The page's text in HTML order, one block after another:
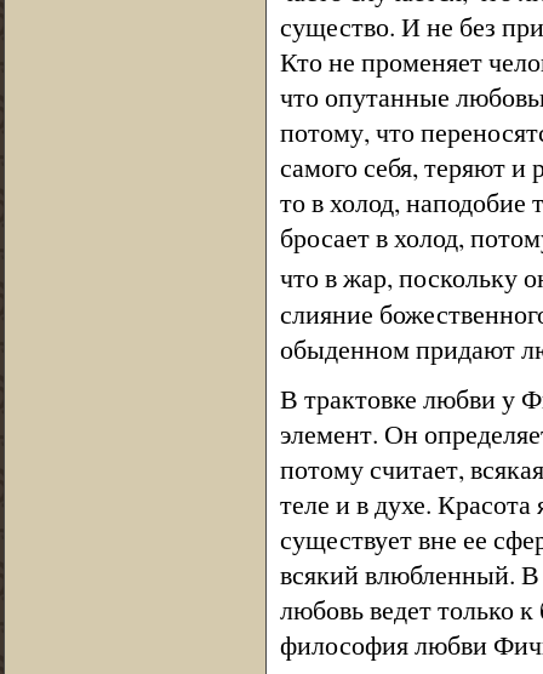
существо. И не без
Кто не променяет
что опутанные
потому, что
самого себя, теряют
то в холод, наподобие
бросает в холод,
что в жар, поскольку
слияние
обыденном придают
В трактовке любви у
элемент. Он
потому считает,
теле и в духе.
существует вне ее
всякий влюбленный. В
любовь ведет только
философия любви